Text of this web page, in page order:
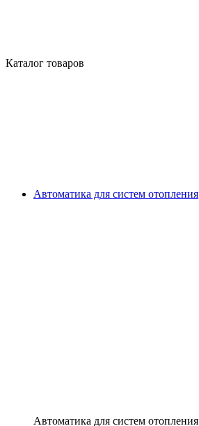
Каталог товаров
Автоматика для систем отопления
Автоматика для систем отопления